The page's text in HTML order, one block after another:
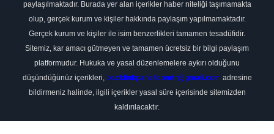
paylaşılmaktadır. Burada yer alan içerikler haber niteliği taşımamakta
olup, gerçek kurum ve kişiler hakkında paylaşım yapılmamaktadır.
Gerçek kurum ve kişiler ile isim benzerlikleri tamamen tesadüfidir.
Sitemiz, kar amacı gütmeyen ve tamamen ücretsiz bir bilgi paylaşım
platformudur. Hukuka ve yasal düzenlemelere aykırı olduğunu
düşündüğünüz içerikleri, backlinkpanelicomtr@gmail.com adresine
bildirmeniz halinde, ilgili içerikler yasal süre içerisinde sitemizden
kaldırılacaktır.